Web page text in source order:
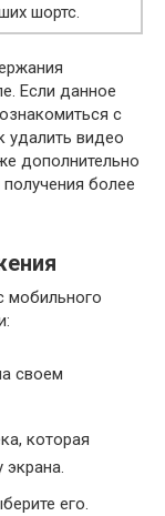
шортс.
Если данное
с
удалить видео
дополнительно
более
мобильного
своем
которая
экрана.
его.